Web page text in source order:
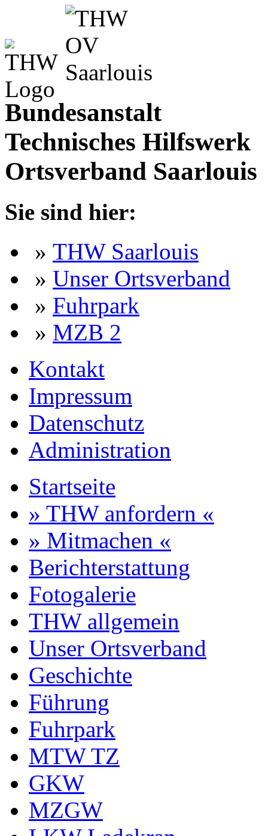
Bundesanstalt
Technisches Hilfswerk
Ortsverband Saarlouis
Sie sind hier:
» THW Saarlouis
» Unser Ortsverband
» Fuhrpark
» MZB 2
Kontakt
Impressum
Datenschutz
Administration
Startseite
» THW anfordern «
» Mitmachen «
Berichterstattung
Fotogalerie
THW allgemein
Unser Ortsverband
Geschichte
Führung
Fuhrpark
MTW TZ
GKW
MZGW